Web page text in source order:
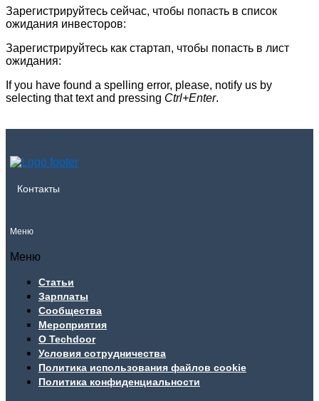
Зарегистрируйтесь сейчас, чтобы попасть в список
ожидания инвесторов:
Зарегистрируйтесь как стартап, чтобы попасть в лист
ожидания:
If you have found a spelling error, please, notify us by
selecting that text and pressing Ctrl+Enter.
Контакты
Меню
Меню
Статьи
Зарплаты
Сообщества
Мероприятия
О Techdoor
Условия сотрудничества
Политика использования файлов cookie
Политика конфиденциальности